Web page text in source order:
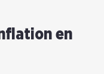
en